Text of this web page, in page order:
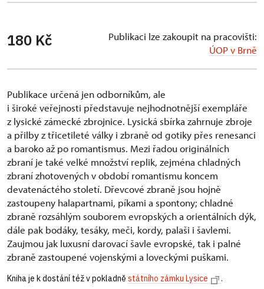
180 Kč
Publikaci lze zakoupit na pracovišti:
ÚOP v Brně
Publikace určená jen odborníkům, ale
i široké veřejnosti představuje nejhodnotnější exempláře
z lysické zámecké zbrojnice. Lysická sbírka zahrnuje zbroje
a přilby z třicetileté války i zbraně od gotiky přes renesanci
a baroko až po romantismus. Mezi řadou originálních
zbraní je také velké množství replik, zejména chladných
zbraní zhotovených v období romantismu koncem
devatenáctého století. Dřevcové zbraně jsou hojně
zastoupeny halapartnami, píkami a spontony; chladné
zbraně rozsáhlým souborem evropských a orientálních dýk,
dále pak bodáky, tesáky, meči, kordy, palaši i šavlemi.
Zaujmou jak luxusní darovací šavle evropské, tak i palné
zbraně zastoupené vojenskými a loveckými puškami.
Kniha je k dostání též v pokladně státního zámku Lysice .